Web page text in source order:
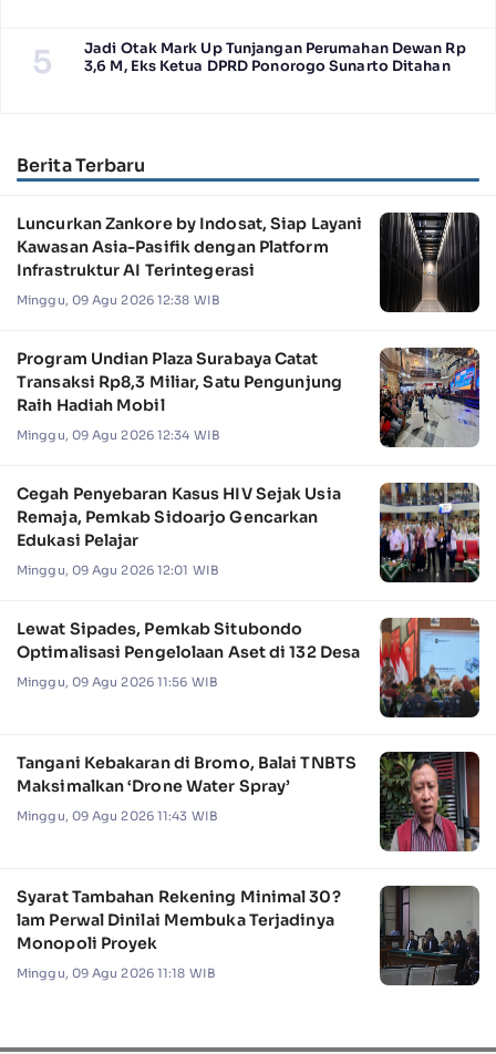
5
Jadi Otak Mark Up Tunjangan Perumahan Dewan Rp
3,6 M, Eks Ketua DPRD Ponorogo Sunarto Ditahan
Berita Terbaru
Luncurkan Zankore by Indosat, Siap Layani
Kawasan Asia-Pasifik dengan Platform
Infrastruktur AI Terintegerasi
Minggu, 09 Agu 2026 12:38 WIB
Program Undian Plaza Surabaya Catat
Transaksi Rp8,3 Miliar, Satu Pengunjung
Raih Hadiah Mobil
Minggu, 09 Agu 2026 12:34 WIB
Cegah Penyebaran Kasus HIV Sejak Usia
Remaja, Pemkab Sidoarjo Gencarkan
Edukasi Pelajar
Minggu, 09 Agu 2026 12:01 WIB
Lewat Sipades, Pemkab Situbondo
Optimalisasi Pengelolaan Aset di 132 Desa
Minggu, 09 Agu 2026 11:56 WIB
Tangani Kebakaran di Bromo, Balai TNBTS
Maksimalkan ‘Drone Water Spray’
Minggu, 09 Agu 2026 11:43 WIB
Syarat Tambahan Rekening Minimal 30?
lam Perwal Dinilai Membuka Terjadinya
Monopoli Proyek
Minggu, 09 Agu 2026 11:18 WIB